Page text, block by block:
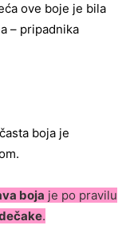
ove boje je bila
– pripadnika
boja je
boja je po pravilu
.